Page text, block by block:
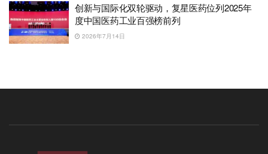
创新与国际化双轮驱动，复星医药位列2025年
度中国医药工业百强榜前列
2026年7月14日